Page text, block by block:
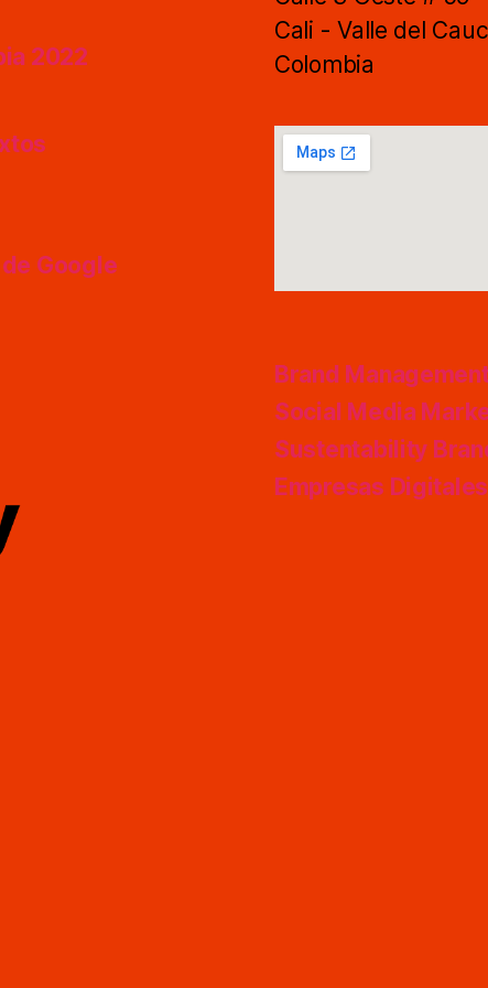
2022
Google
Cali - Valle del
Colombia
Brand
Social Media
Sustentability
Empresas Digitales